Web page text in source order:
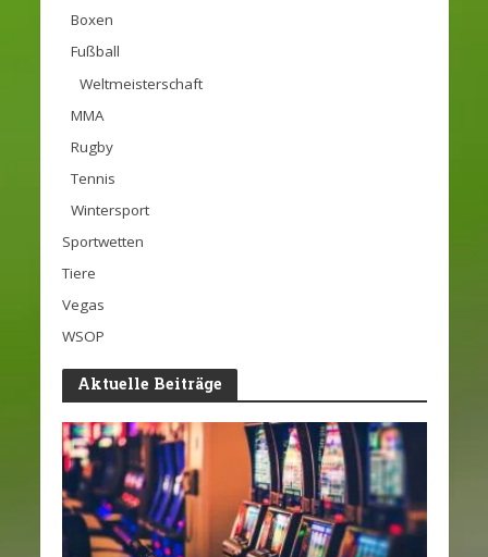
Boxen
Fußball
Weltmeisterschaft
MMA
Rugby
Tennis
Wintersport
Sportwetten
Tiere
Vegas
WSOP
Aktuelle Beiträge